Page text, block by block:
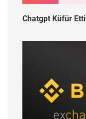
Chatgpt Küfür Etti